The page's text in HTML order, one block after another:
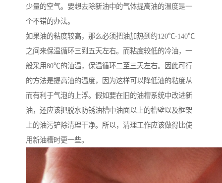
少量的空气。要想去除新油中的气体提高油的温度是一
个不错的办法。
如果油的粘度较高，那么必须把油加热到约120℃-140℃
之间来保温循环三到五天左右。而粘度较低的冷油，一
般采用80℃的油温，保温循环二至三天左右。因此可行
的方法是提高油的温度，因为这样可以降低油的粘度从
而有利于气泡的上浮。假如要在旧的油槽系统中改进新
油，还应该把脱水防锈油槽中油面以上的槽壁以及框架
上的油污铲除清理干净。所以，清理工作应该做得比使
用新油槽时更一些。